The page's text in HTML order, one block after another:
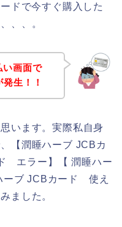
ドで今すぐ購入した
、、。
い画面で
生！！
います。実際私自身
【潤睡ハーブ JCBカ
エラー】【 潤睡ハー
ブ JCBカード 使え
ました。